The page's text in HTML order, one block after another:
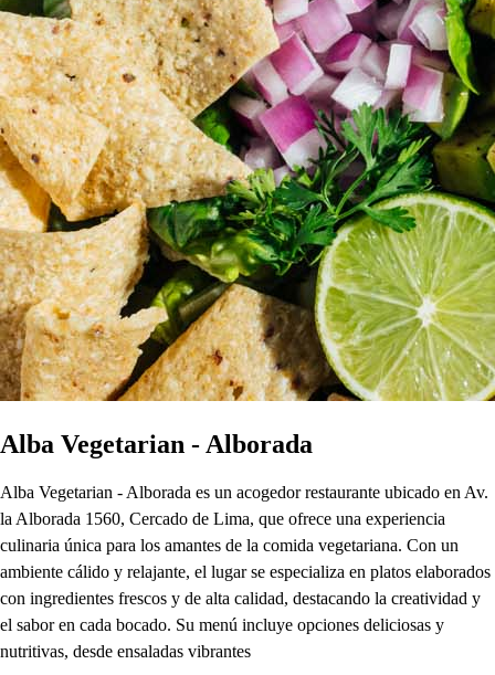
Alba Vegetarian - Alborada
Alba Vegetarian - Alborada es un acogedor restaurante ubicado en Av.
la Alborada 1560, Cercado de Lima, que ofrece una experiencia
culinaria única para los amantes de la comida vegetariana. Con un
ambiente cálido y relajante, el lugar se especializa en platos elaborados
con ingredientes frescos y de alta calidad, destacando la creatividad y
el sabor en cada bocado. Su menú incluye opciones deliciosas y
nutritivas, desde ensaladas vibrantes